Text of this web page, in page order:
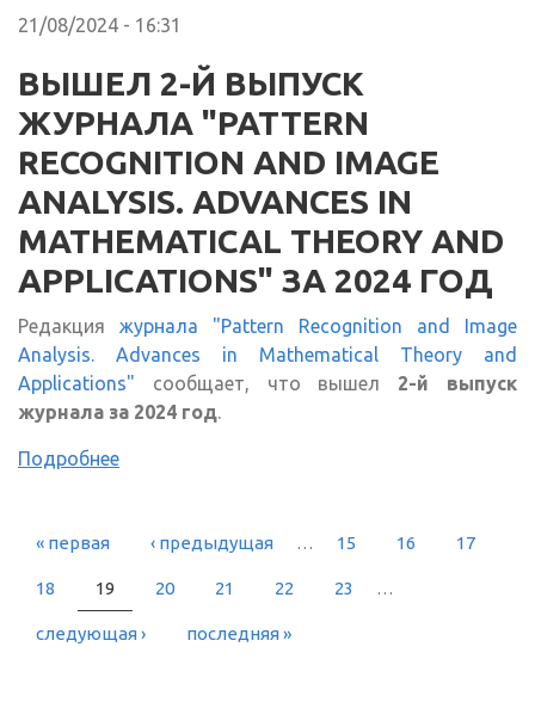
21/08/2024 - 16:31
ВЫШЕЛ 2-Й ВЫПУСК
ЖУРНАЛА "PATTERN
RECOGNITION AND IMAGE
ANALYSIS. ADVANCES IN
MATHEMATICAL THEORY AND
APPLICATIONS" ЗА 2024 ГОД
Редакция журнала "Pattern Recognition and Image
Analysis. Advances in Mathematical Theory and
Applications" сообщает, что вышел 2-й выпуск
журнала за 2024 год.
Подробнее
СТРАНИЦЫ
« первая ‹ предыдущая … 15 16 17
18 19 20 21 22 23 …
следующая › последняя »